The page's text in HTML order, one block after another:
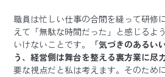
職員は忙しい仕事の合間を縫って研修
えて「無駄な時間だった」と感じるよ
いけないことです。
「気づきのあるい
う、経営側は舞台を整える裏方業に尽
要な視点だと私は考えます。そのため